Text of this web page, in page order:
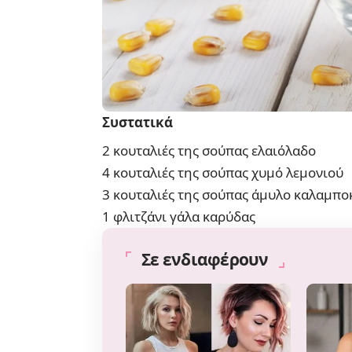
Συστατικά
2 κουταλιές της σούπας ελαιόλαδο
4 κουταλιές της σούπας χυμό λεμονιού
3 κουταλιές της σούπας άμυλο
1 φλιτζάνι γάλα καρύδας
Σε ενδιαφέρουν